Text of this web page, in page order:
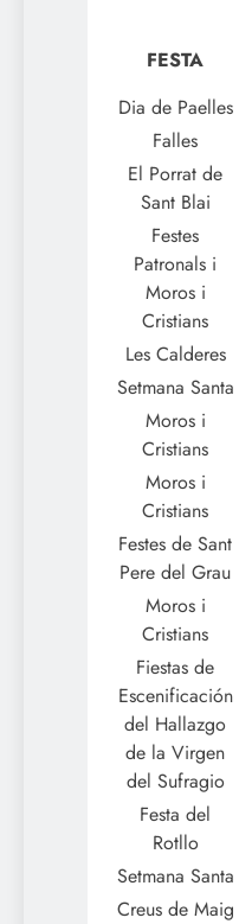
FESTA
Dia de Paelles
Falles
El Porrat de
Sant Blai
Festes
Patronals i
Moros i
Cristians
Les Calderes
Setmana Santa
Moros i
Cristians
Moros i
Cristians
Festes de Sant
Pere del Grau
Moros i
Cristians
Fiestas de
Escenificación
del Hallazgo
de la Virgen
del Sufragio
Festa del
Rotllo
Setmana Santa
Creus de Maig